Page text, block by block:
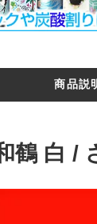
商品説
鶴 白 /